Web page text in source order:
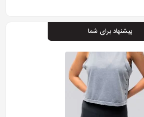
پیشنهاد برای شما